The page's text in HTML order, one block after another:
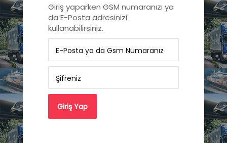
Giriş yaparken GSM numaranızı ya
da E-Posta adresinizi
kullanabilirsiniz.
E-Posta ya da Gsm Numaranız
Şifreniz